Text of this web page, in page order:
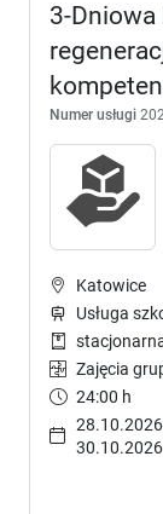
3-Dniowa
Numer usługi
Katowice
Usługa
Zajęcia
24:00 h
30.10.2026